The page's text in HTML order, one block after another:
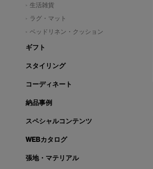
生活雑貨
ラグ・マット
ベッドリネン・クッション
ギフト
スタイリング
コーディネート
納品事例
スペシャルコンテンツ
WEBカタログ
張地・マテリアル